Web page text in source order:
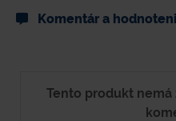
Komentár a
Tento produkt